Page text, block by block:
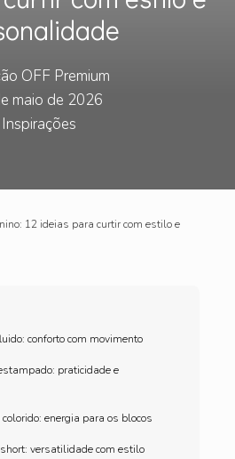
OFF Premium
maio de 2026
Inspirações
12 ideias para curtir com estilo e
conforto com movimento
praticidade e
colorido: energia para os blocos
versatilidade com estilo